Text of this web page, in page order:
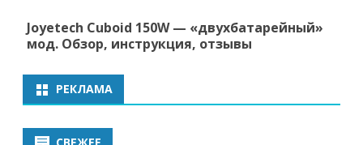
Joyetech Cuboid 150W — «двухбатарейный»
мод. Обзор, инструкция, отзывы
РЕКЛАМА
СВЕЖЕЕ